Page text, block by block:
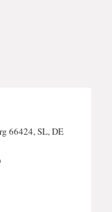
66424, SL, DE